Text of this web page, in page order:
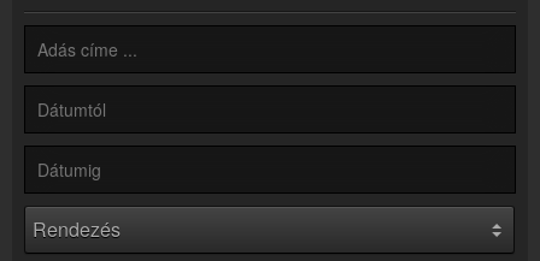
Webkamera
Retro Rádió webkamera, élőkép
Hírek
Retro Rádió kapcsolatos hírek
Kapcsolat
Írj nekünk!
Partnerek
Rádiós partnerek